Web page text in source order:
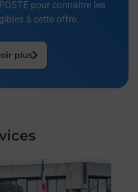
pour connaître les
à cette offre.
plus